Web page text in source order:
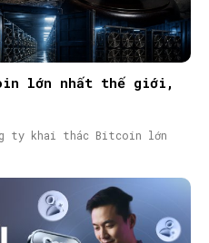
lớn nhất thế giới,
ty khai thác Bitcoin lớn